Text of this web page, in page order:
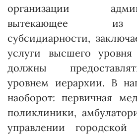
организации
вытекающее из
субсидиарности,
услуги выс­шего уровня
должны
уровнем иерархии. В
наоборот: первичная
поликлиники,
управлении